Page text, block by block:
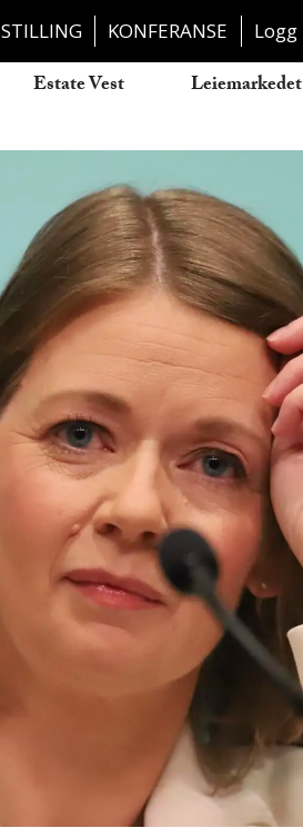
STILLING KONFERANSE
Estate Vest Leiemarkedet